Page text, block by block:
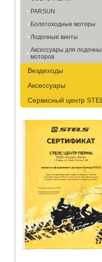
PARSUN
Болотоходные моторы
Лодочные винты
Аксессуары для
моторов
Вездеходы
Аксессуары
Сервисный центр